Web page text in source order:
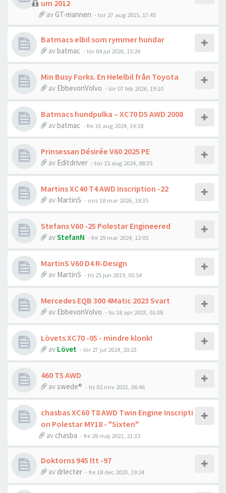
um 2012
av GT-mannen - tor 27 aug 2015, 17:45
Batmacs elbil som rymmer hundar
avbatmac - lör 04 jul 2026, 15:24
Min Busy Forks. En Helelbil från Toyota
av EbbevonVolvo - lör 07 feb 2026, 19:10
Batmacs hundpulka – XC70 D5 AWD 2008
avbatmac - fre 16 aug 2024, 14:18
Prinsessan Désirée V60 2025 PE
av Editdriver - tor 15 aug 2024, 08:35
Martins XC40 T4 AWD Inscription -22
av MartinS - ons 18 mar 2026, 18:35
Stefans V60 -25 Polestar Engineered
avStefanN - fre 29 mar 2024, 12:05
MartinS V60 D4 R-Design
av MartinS - tis 25 jun 2019, 05:54
Mercedes EQB 300 4Matic 2023 Svart
av EbbevonVolvo - tis 18 apr 2023, 01:08
Lövets XC70 -05 - mindre klonk!
av Lövet - lör 27 jul 2024, 20:23
460 T5 AWD
avswede® - tis 02 nov 2021, 06:46
chasbas XC60 T8 AWD Twin Engine Inscripti
on Polestar MY18 - "Sixten"
av chasba - fre 28 maj 2021, 21:32
Doktorns 945 ltt -97
av drlecter - fre 18 dec 2020, 19:24